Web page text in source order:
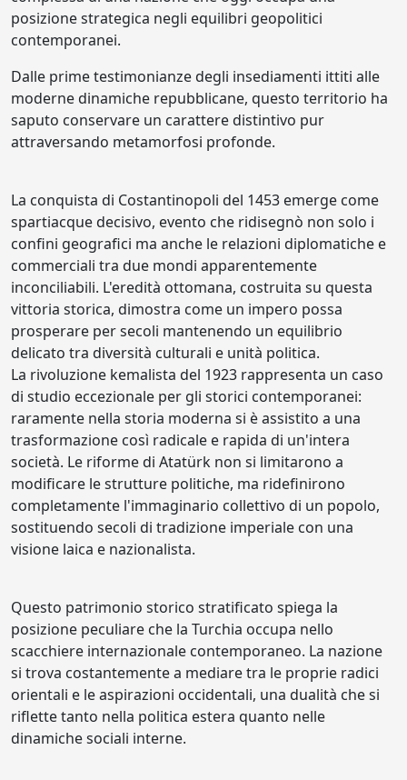
posizione strategica negli equilibri geopolitici
contemporanei.
Dalle prime testimonianze degli insediamenti ittiti alle
moderne dinamiche repubblicane, questo territorio ha
saputo conservare un carattere distintivo pur
attraversando metamorfosi profonde.
La conquista di Costantinopoli del 1453 emerge come
spartiacque decisivo, evento che ridisegnò non solo i
confini geografici ma anche le relazioni diplomatiche e
commerciali tra due mondi apparentemente
inconciliabili. L'eredità ottomana, costruita su questa
vittoria storica, dimostra come un impero possa
prosperare per secoli mantenendo un equilibrio
delicato tra diversità culturali e unità politica.
La rivoluzione kemalista del 1923 rappresenta un caso
di studio eccezionale per gli storici contemporanei:
raramente nella storia moderna si è assistito a una
trasformazione così radicale e rapida di un'intera
società. Le riforme di Atatürk non si limitarono a
modificare le strutture politiche, ma ridefinirono
completamente l'immaginario collettivo di un popolo,
sostituendo secoli di tradizione imperiale con una
visione laica e nazionalista.
Questo patrimonio storico stratificato spiega la
posizione peculiare che la Turchia occupa nello
scacchiere internazionale contemporaneo. La nazione
si trova costantemente a mediare tra le proprie radici
orientali e le aspirazioni occidentali, una dualità che si
riflette tanto nella politica estera quanto nelle
dinamiche sociali interne.